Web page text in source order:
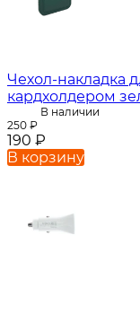
Чехол-накладка
кардхолдером
В наличии
250 ₽
190 ₽
В корзину